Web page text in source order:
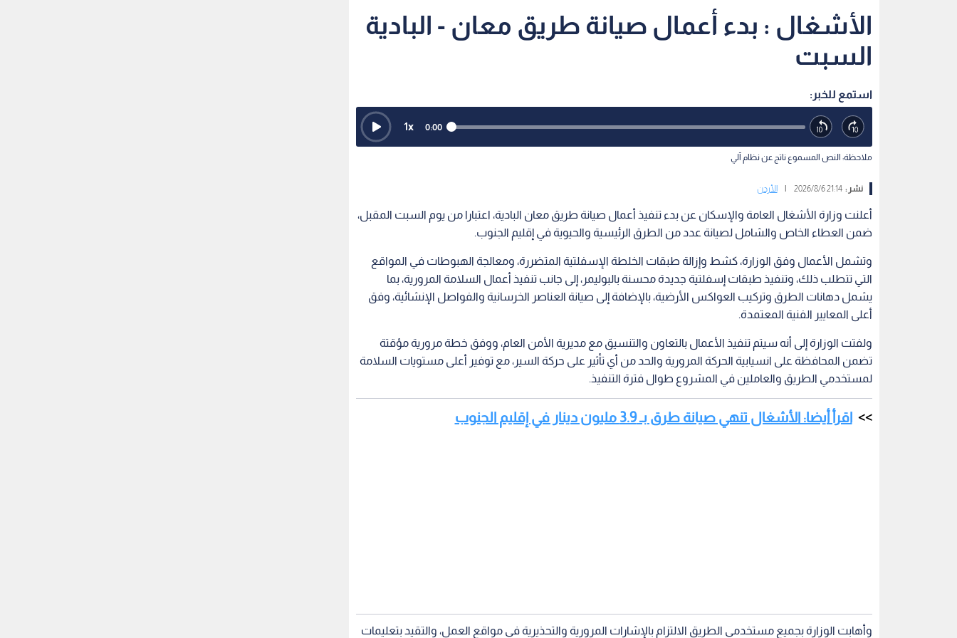
الأشغال : بدء أعمال صيانة طريق معان - البادية
السبت
استمع للخبر:
0:00
1x
ملاحظة: النص المسموع ناتج عن نظام آلي
نشر :21:14 2026/8/6 الأردن
أعلنت وزارة الأشغال العامة والإسكان عن بدء تنفيذ أعمال صيانة طريق معان البادية، اعتبارا من يوم السبت المقبل،
ضمن العطاء الخاص والشامل لصيانة عدد من الطرق الرئيسية والحيوية في إقليم الجنوب.
وتشمل الأعمال وفق الوزارة، كشط وإزالة طبقات الخلطة الإسفلتية المتضررة، ومعالجة الهبوطات في المواقع
التي تتطلب ذلك، وتنفيذ طبقات إسفلتية جديدة محسنة بالبوليمر، إلى جانب تنفيذ أعمال السلامة المرورية، بما
يشمل دهانات الطرق وتركيب العواكس الأرضية، بالإضافة إلى صيانة العناصر الخرسانية والفواصل الإنشائية، وفق
أعلى المعايير الفنية المعتمدة.
ولفتت الوزارة إلى أنه سيتم تنفيذ الأعمال بالتعاون والتنسيق مع مديرية الأمن العام، ووفق خطة مرورية مؤقتة
تضمن المحافظة على انسيابية الحركة المرورية والحد من أي تأثير على حركة السير، مع توفير أعلى مستويات السلامة
لمستخدمي الطريق والعاملين في المشروع طوال فترة التنفيذ.
اقرأ أيضا: الأشغال تنهي صيانة طرق بـ 3.9 مليون دينار في إقليم الجنوب
وأهابت الوزارة بجميع مستخدمي الطريق الالتزام بالإشارات المرورية والتحذيرية في مواقع العمل، والتقيد بتعليمات